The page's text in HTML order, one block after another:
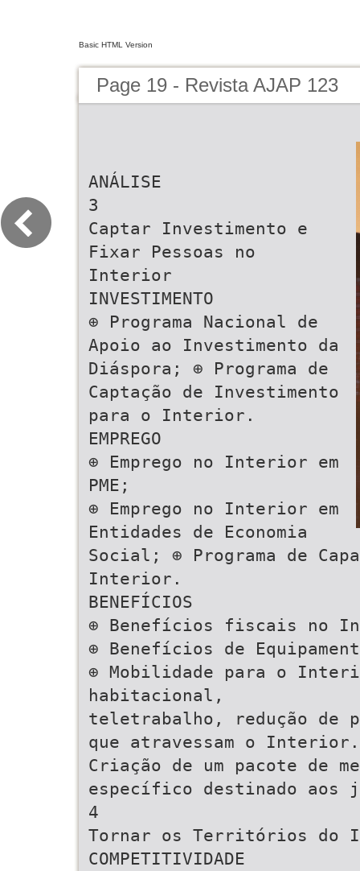
Basic HTML Version
Page 19 - Revista AJAP 123
ANÁLISE
3
Captar Investimento e
Fixar Pessoas no
Interior
INVESTIMENTO
⊕ Programa Nacional de
Apoio ao Investimento da
Diáspora; ⊕ Programa de
Captação de Investimento
para o Interior.
EMPREGO
⊕ Emprego no Interior em
PME;
⊕ Emprego no Interior em
Entidades de Economia
Social; ⊕ Programa de
Interior.
BENEFÍCIOS
⊕ Benefícios fiscais no
⊕ Benefícios de
⊕ Mobilidade para o
habitacional,
teletrabalho, redução de
que atravessam o Interior.
Criação de um pacote de
específico destinado aos
4
Tornar os Territórios do
COMPETITIVIDADE